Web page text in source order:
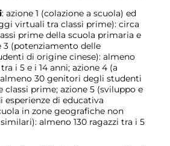
: azione 1 (colazione a scuola) ed
virtuali tra classi prime): circa
prime della scuola primaria e
3 (potenziamento delle
di origine cinese): almeno
i 5 e i 14 anni; azione 4 (a
30 genitori degli studenti
classi prime; azione 5 (sviluppo e
di educativa
in zone geografiche non
almeno 130 ragazzi tra i 5